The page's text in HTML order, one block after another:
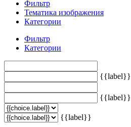
Фильтр
Тематика изображения
Категории
Фильтр
Категории
{{label}}
{{label}}
{{label}}